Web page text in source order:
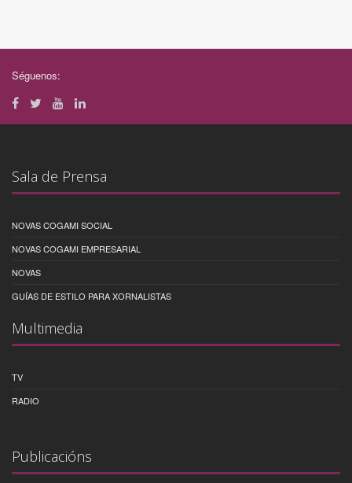
Séguenos:
Sala de Prensa
NOVAS COGAMI SOCIAL
NOVAS COGAMI EMPRESARIAL
NOVAS
GUÍAS DE ESTILO PARA XORNALISTAS
Multimedia
TV
RADIO
Publicacións